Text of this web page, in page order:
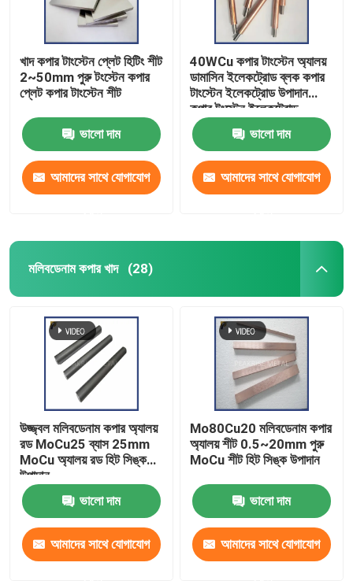
খাদ কপার টাংস্টেন প্লেট হিটিং শীট
2~50mm পুরু টংস্টেন কপার
প্লেট কপার টাংস্টেন শীট
ভালো দাম
আমাদের সাথে যোগাযোগ
40WCu কপার টাংস্টেন অ্যালয়
ডামাসিন ইলেকট্রোড ব্লক কপার
টাংস্টেন ইলেকট্রোড উপাদান
কপার টুংস্টেন ইলেকট্রোড
ভালো দাম
আমাদের সাথে যোগাযোগ
মলিবডেনাম কপার খাদ (28)
উজ্জ্বল মলিবডেনাম কপার অ্যালয়
রড MoCu25 ব্যাস 25mm
MoCu অ্যালয় রড হিট সিঙ্ক
উপাদান
ভালো দাম
আমাদের সাথে যোগাযোগ
Mo80Cu20 মলিবডেনাম কপার
অ্যালয় শীট 0.5~20mm পুরু
MoCu শীট হিট সিঙ্ক উপাদান
ভালো দাম
আমাদের সাথে যোগাযোগ